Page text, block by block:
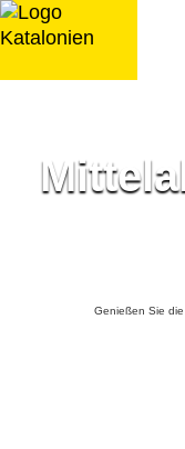
Zum
Inhalt
Genießen Sie